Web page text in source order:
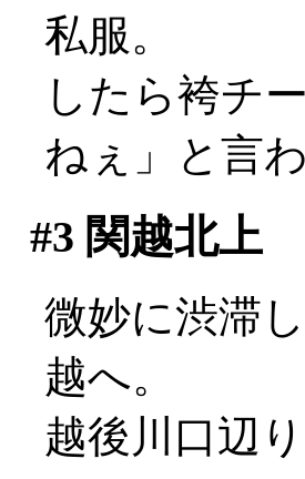
私服。
したら袴チ
ねぇ」と言
#3 関越北上
微妙に渋滞
越へ。
越後川口辺